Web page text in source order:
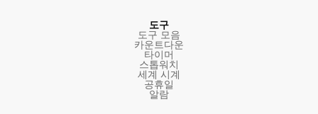
도구
도구 모음
카운트다운
타이머
스톱워치
세계 시계
공휴일
알람